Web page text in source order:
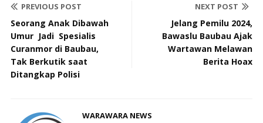
PREVIOUS POST
Seorang Anak Dibawah
Umur Jadi Spesialis
Curanmor di Baubau,
Tak Berkutik saat
Ditangkap Polisi
NEXT POST
Jelang Pemilu 2024,
Bawaslu Baubau Ajak
Wartawan Melawan
Berita Hoax
WARAWARA NEWS